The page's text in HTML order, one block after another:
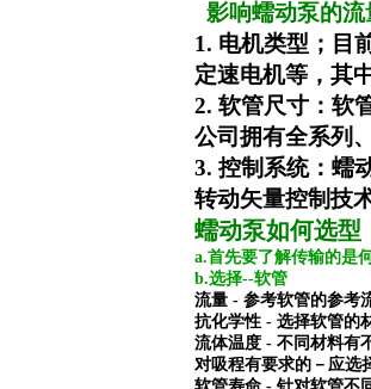
影响蠕动泵的
1. 电机类型；目
定速电机等，其
2. 软管尺寸：软
公司拥有全系列
3. 控制系统：蠕
转动矢量控制技
蠕动泵如何选型
a.首先要了解传输的是
b.选择--软管
流量 - 参考软管的参考
抗化学性 - 选择软管的
流体温度 - 不同材料有
对吸程有要求的－应选